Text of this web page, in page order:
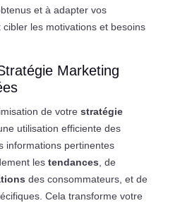
et à adapter vos
les motivations et besoins
Marketing
de votre stratégie
utilisation efficiente des
informations pertinentes
les tendances , de
des consommateurs, et de
Cela transforme votre